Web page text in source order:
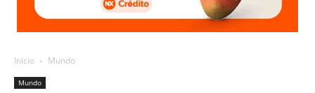
Inicio Mundo
Mundo